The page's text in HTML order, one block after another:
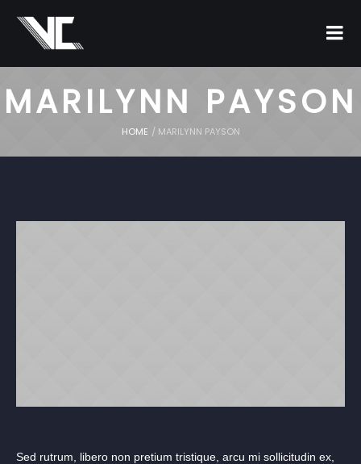
MARILYNN PAYSON
HOME / MARILYNN PAYSON
Sed rutrum, libero non pretium tristique, arcu mi sollicitudin ex,